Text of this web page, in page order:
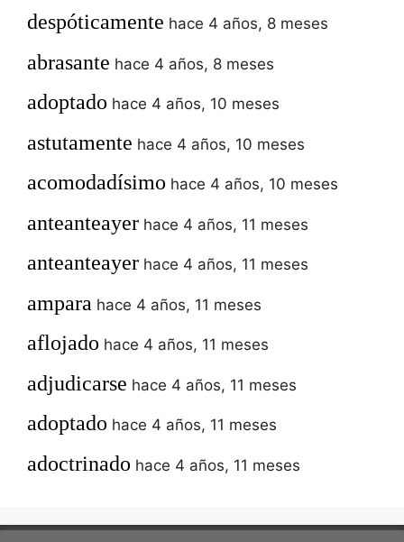
despóticamente hace 4 años, 8 meses
abrasante hace 4 años, 8 meses
adoptado hace 4 años, 10 meses
astutamente hace 4 años, 10 meses
acomodadísimo hace 4 años, 10 meses
anteanteayer hace 4 años, 11 meses
anteanteayer hace 4 años, 11 meses
ampara hace 4 años, 11 meses
aflojado hace 4 años, 11 meses
adjudicarse hace 4 años, 11 meses
adoptado hace 4 años, 11 meses
adoctrinado hace 4 años, 11 meses